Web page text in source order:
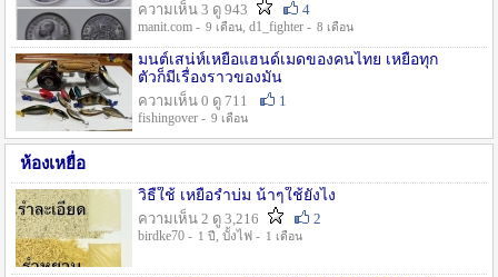
ความเห็น 3 ดู 943
4
manit.com - 9 เดือน, d1_fighter - 8 เดือน
มนต์เสน่ห์เหยื่อแฮนด์เมดของคนไทย เหยื่อทุก
ตัวก็มีเรื่องราวของมัน
ความเห็น 0 ดู 711
1
fishingover - 9 เดือน
ห้องเหยื่อ
วิธืใช้ เหยื่อรำบ่ม น้าๆใช้ยังไง
ความเห็น 2 ดู 3,216
2
birdke70 - 1 ปี , บั้งไฟ - 1 เดือน